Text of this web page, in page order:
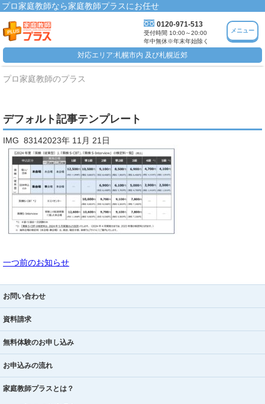
プロ家庭教師なら家庭教師プラスにお任せ
0120-971-513
受付時間 10:00～20:00
年中無休※年末年始除く
メニュー
対応エリア:札幌市内 及び札幌近郊
プロ家庭教師のプラス
デフォルト記事テンプレート
IMG_83142023年 11月 21日
一つ前のお知らせ
お問い合わせ
資料請求
無料体験のお申し込み
お申込みの流れ
家庭教師プラスとは？